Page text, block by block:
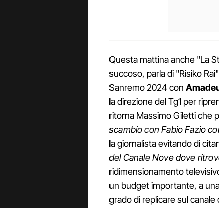
Questa mattina anche "La
succoso, parla di "Risiko
Sanremo 2024 con
la direzione del Tg1 per
ritorna Massimo Giletti che
scambio con Fabio Fazio
la giornalista evitando di
del Canale Nove dove
ridimensionamento
un budget importante, a
grado di replicare sul